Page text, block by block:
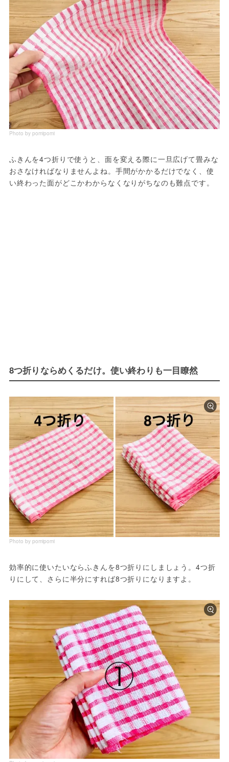
Photo by pomipomi
ふきんを4つ折りで使うと、面を変える際に一旦広げて畳みな
おさなければなりませんよね。手間がかかるだけでなく、使
い終わった面がどこかわからなくなりがちなのも難点です。
8つ折りならめくるだけ。使い終わりも一目瞭然
Photo by pomipomi
効率的に使いたいならふきんを8つ折りにしましょう。4つ折
りにして、さらに半分にすれば8つ折りになりますよ。